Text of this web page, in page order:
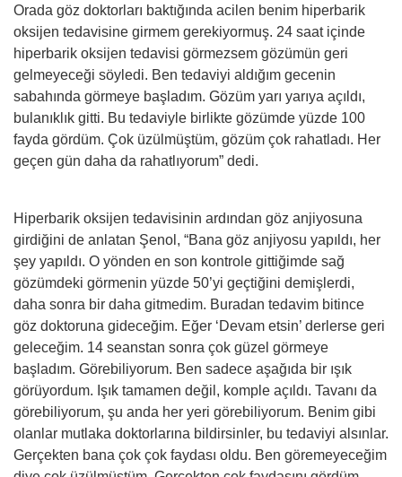
Orada göz doktorları baktığında acilen benim hiperbarik
oksijen tedavisine girmem gerekiyormuş. 24 saat içinde
hiperbarik oksijen tedavisi görmezsem gözümün geri
gelmeyeceği söyledi. Ben tedaviyi aldığım gecenin
sabahında görmeye başladım. Gözüm yarı yarıya açıldı,
bulanıklık gitti. Bu tedaviyle birlikte gözümde yüzde 100
fayda gördüm. Çok üzülmüştüm, gözüm çok rahatladı. Her
geçen gün daha da rahatlıyorum” dedi.
Hiperbarik oksijen tedavisinin ardından göz anjiyosuna
girdiğini de anlatan Şenol, “Bana göz anjiyosu yapıldı, her
şey yapıldı. O yönden en son kontrole gittiğimde sağ
gözümdeki görmenin yüzde 50’yi geçtiğini demişlerdi,
daha sonra bir daha gitmedim. Buradan tedavim bitince
göz doktoruna gideceğim. Eğer ‘Devam etsin’ derlerse geri
geleceğim. 14 seanstan sonra çok güzel görmeye
başladım. Görebiliyorum. Ben sadece aşağıda bir ışık
görüyordum. Işık tamamen değil, komple açıldı. Tavanı da
görebiliyorum, şu anda her yeri görebiliyorum. Benim gibi
olanlar mutlaka doktorlarına bildirsinler, bu tedaviyi alsınlar.
Gerçekten bana çok çok faydası oldu. Ben göremeyeceğim